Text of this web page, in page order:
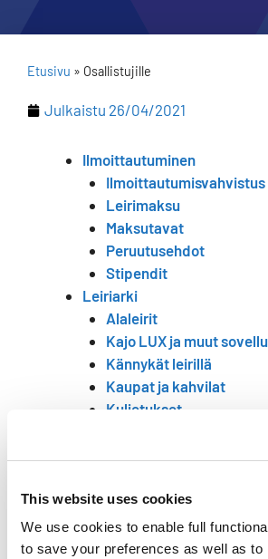
This website uses cookies
We use cookies to enable full
to save your preferences as well as to
Etusivu » Osallistujille
Julkaistu 26/04/2021
Ilmoittautuminen
Ilmoittautumisvahvistus
Leirimaksu
Maksutavat
Peruutusehdot
Stipendit
Leiriarki
Alaleirit
Kajo LUX ja muut
Kännykät leirillä
Kaupat ja kahvilat
Kuljetukset
Ruokailu
Saunat, suihkut ja
Terveysturvallisuus